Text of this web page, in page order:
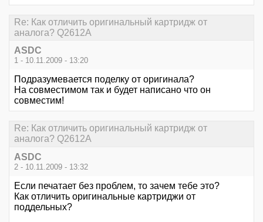
Re: Как отличить оригинальный картридж от
аналога? Q2612A
ASDC
1 - 10.11.2009 - 13:20
Подразумевается поделку от оригинала?
На совместимом так и будет написано что он
совместим!
Re: Как отличить оригинальный картридж от
аналога? Q2612A
ASDC
2 - 10.11.2009 - 13:32
Если печатает без проблем, то зачем тебе это?
Как отличить оригинальные картриджи от
поддельных?